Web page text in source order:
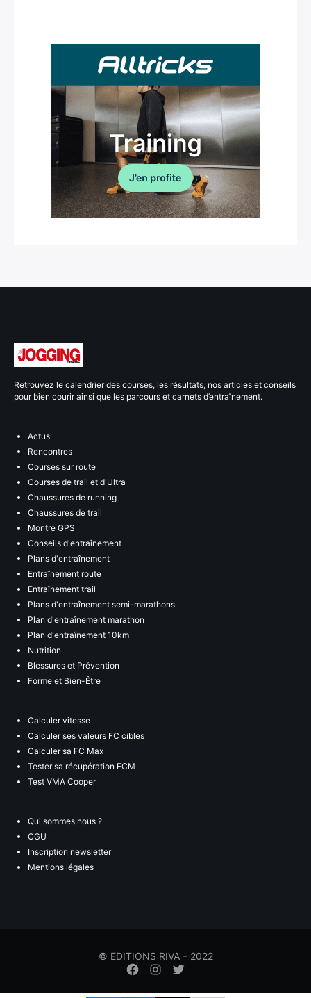
Retrouvez le calendrier des courses, les résultats, nos articles et conseils
pour bien courir ainsi que les parcours et carnets d’entraînement.
Actus
Rencontres
Courses sur route
Courses de trail et d'Ultra
Chaussures de running
Chaussures de trail
Montre GPS
Conseils d'entraînement
Plans d'entraînement
Entraînement route
Entraînement trail
Plans d'entraînement semi-marathons
Plan d'entraînement marathon
Plan d'entraînement 10km
Nutrition
Blessures et Prévention
Forme et Bien-Être
Calculer vitesse
Calculer ses valeurs FC cibles
Calculer sa FC Max
Tester sa récupération FCM
Test VMA Cooper
Qui sommes nous ?
CGU
Inscription newsletter
Mentions légales
© EDITIONS RIVA – 2022
Élément
menude
de